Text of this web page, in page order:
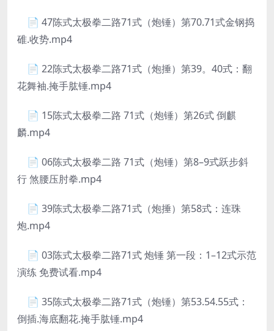
📄 47陈式太极拳二路71式（炮锤）第70.71式金钢捣
碓.收势.mp4
📄 22陈式太极拳二路71式（炮捶）第39。40式：翻
花舞袖.掩手肱锤.mp4
📄 15陈式太极拳二路 71式（炮锤）第26式 倒麒
麟.mp4
📄 06陈式太极拳二路 71式（炮锤）第8–9式跃步斜
行 煞腰压肘拳.mp4
📄 39陈式太极拳二路71式（炮捶）第58式：连珠
炮.mp4
📄 03陈式太极拳二路71式 炮锤 第一段：1–12式示范
演练 免费试看.mp4
📄 35陈式太极拳二路71式（炮锤）第53.54.55式：
倒插.海底翻花.掩手肱锤.mp4